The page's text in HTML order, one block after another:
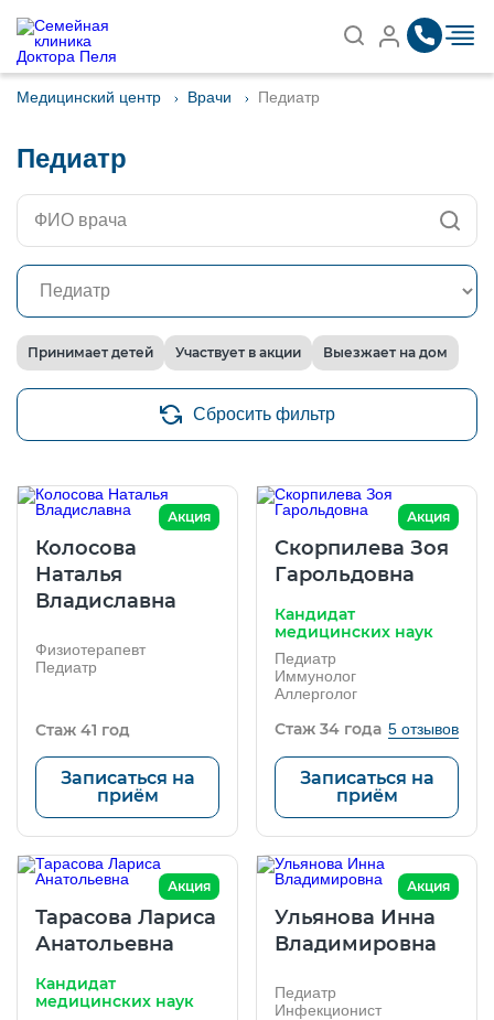
Медицинский центр Врачи Педиатр
Педиатр
Принимает детей Участвует в акции Выезжает на дом
Сбросить фильтр
Акция
Колосова
Наталья
Владиславна
Физиотерапевт
Педиатр
Стаж 41 год
Записаться на
приём
Акция
Скорпилева Зоя
Гарольдовна
Кандидат
медицинских наук
Педиатр
Иммунолог
Аллерголог
Стаж 34 года 5 отзывов
Записаться на
приём
Акция
Тарасова Лариса
Анатольевна
Кандидат
медицинских наук
Акция
Ульянова Инна
Владимировна
Педиатр
Инфекционист